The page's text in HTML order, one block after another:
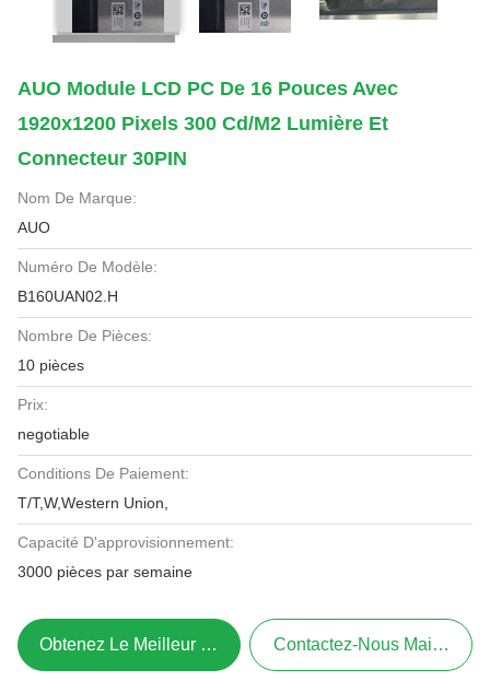
AUO Module LCD PC De 16 Pouces Avec
1920x1200 Pixels 300 Cd/m2 Lumière Et
Connecteur 30PIN
Nom De Marque:
AUO
Numéro De Modèle:
B160UAN02.H
Nombre De Pièces:
10 pièces
Prix:
negotiable
Conditions De Paiement:
T/T,W,Western Union,
Capacité D'approvisionnement:
3000 pièces par semaine
Obtenez Le Meilleur Prix Contactez-Nous Maintenant